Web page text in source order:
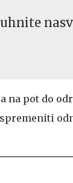
na pot do